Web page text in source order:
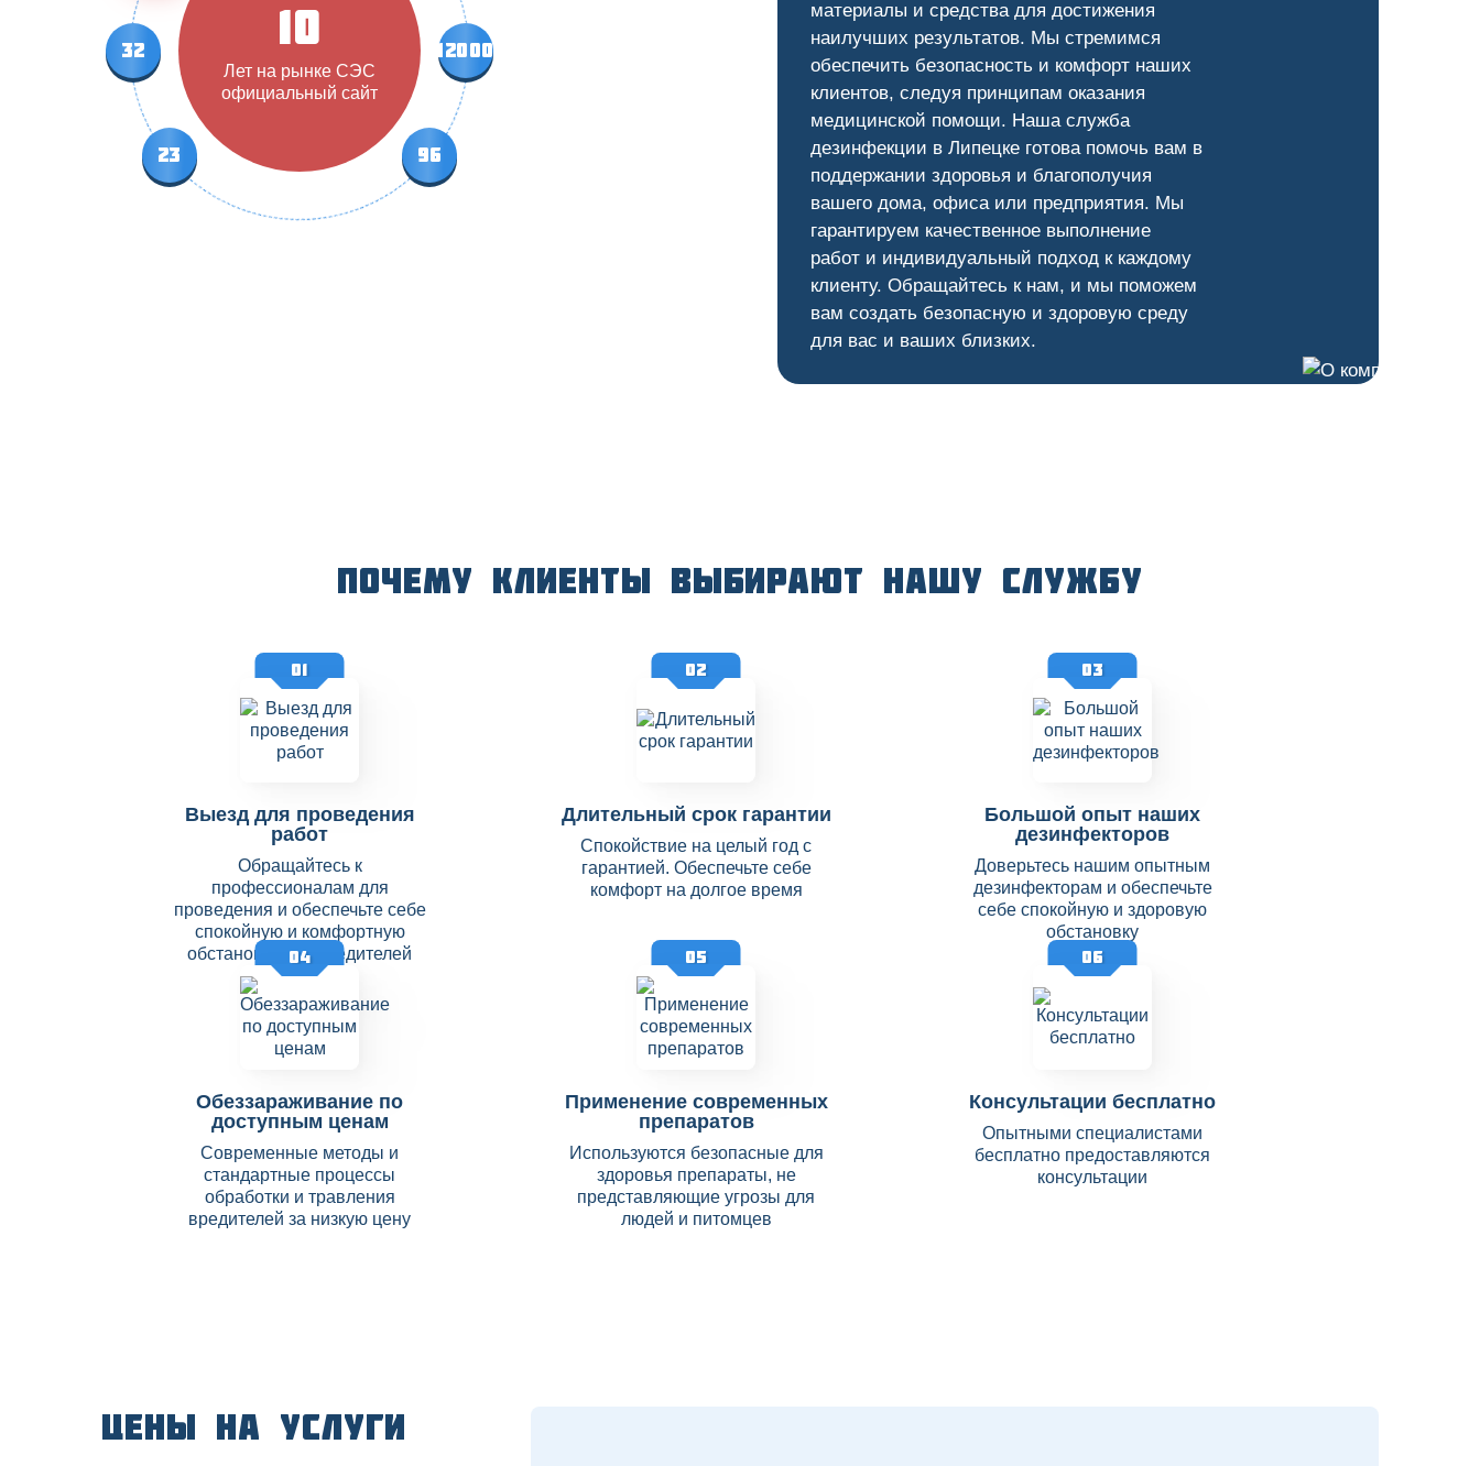
12000
96
23
32 10
Лет на рынке СЭС
официальный сайт
материалы и средства для достижения
наилучших результатов. Мы стремимся
обеспечить безопасность и комфорт наших
клиентов, следуя принципам оказания
медицинской помощи. Наша служба
дезинфекции в Липецке готова помочь вам в
поддержании здоровья и благополучия
вашего дома, офиса или предприятия. Мы
гарантируем качественное выполнение
работ и индивидуальный подход к каждому
клиенту. Обращайтесь к нам, и мы поможем
вам создать безопасную и здоровую среду
для вас и ваших близких.
Почему клиенты выбирают нашу службу
01
Выезд для проведения
работ
Обращайтесь к
профессионалам для
проведения и обеспечьте себе
спокойную и комфортную
обстановку без вредителей
02
Длительный срок гарантии
Спокойствие на целый год с
гарантией. Обеспечьте себе
комфорт на долгое время
03
Большой опыт наших
дезинфекторов
Доверьтесь нашим опытным
дезинфекторам и обеспечьте
себе спокойную и здоровую
обстановку
04
Обеззараживание по
доступным ценам
Современные методы и
стандартные процессы
обработки и травления
вредителей за низкую цену
05
Применение современных
препаратов
Используются безопасные для
здоровья препараты, не
представляющие угрозы для
людей и питомцев
06
Консультации бесплатно
Опытными специалистами
бесплатно предоставляются
консультации
Цены на услуги